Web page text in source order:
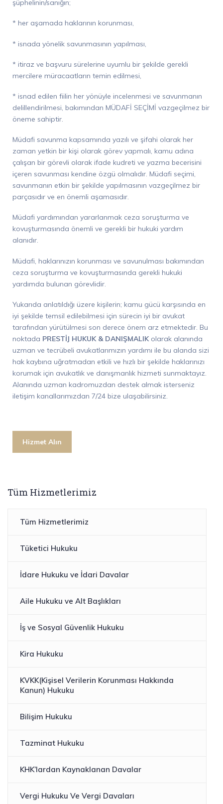
şüphelinin/sanığın;
* her aşamada haklarının korunması,
* isnada yönelik savunmasının yapılması,
* itiraz ve başvuru sürelerine uyumlu bir şekilde gerekli
mercilere müracaatların temin edilmesi,
* isnad edilen fiilin her yönüyle incelenmesi ve savunmanın
delillendirilmesi, bakımından MÜDAFİ SEÇİMİ vazgeçilmez bir
öneme sahiptir.
Müdafi savunma kapsamında yazılı ve şifahi olarak her
zaman yetkin bir kişi olarak görev yapmalı, kamu adına
çalışan bir görevli olarak ifade kudreti ve yazma becerisini
içeren savunması kendine özgü olmalıdır. Müdafi seçimi,
savunmanın etkin bir şekilde yapılmasının vazgeçilmez bir
parçasıdır ve en önemli aşamasıdır.
Müdafi yardımından yararlanmak ceza soruşturma ve
kovuşturmasında önemli ve gerekli bir hukuki yardım
alanıdır.
Müdafi, haklarınızın korunması ve savunulması bakımından
ceza soruşturma ve kovuşturmasında gerekli hukuki
yardımda bulunan görevlidir.
Yukarıda anlatıldığı üzere kişilerin; kamu gücü karşısında en
iyi şekilde temsil edilebilmesi için sürecin iyi bir avukat
tarafından yürütülmesi son derece önem arz etmektedir. Bu
noktada PRESTİJ HUKUK & DANIŞMALIKolarak alanında
uzman ve tecrübeli avukatlarımızın yardımı ile bu alanda sizi
hak kaybına uğratmadan etkili ve hızlı bir şekilde haklarınızı
korumak için avukatlık ve danışmanlık hizmeti sunmaktayız.
Alanında uzman kadromuzdan destek almak isterseniz
iletişim kanallarımızdan 7/24 bize ulaşabilirsiniz.
Hizmet Alın
Tüm Hizmetlerimiz
Tüm Hizmetlerimiz
Tüketici Hukuku
İdare Hukuku ve İdari Davalar
Aile Hukuku ve Alt Başlıkları
İş ve Sosyal Güvenlik Hukuku
Kira Hukuku
KVKK(Kişisel Verilerin Korunması Hakkında
Kanun) Hukuku
Bilişim Hukuku
Tazminat Hukuku
KHK’lardan Kaynaklanan Davalar
Vergi Hukuku Ve Vergi Davaları